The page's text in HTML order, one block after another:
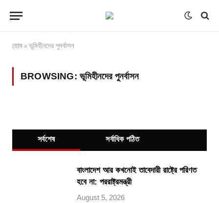
হোম » ভূমিহীনদের পুনর্বাসন
BROWSING: ভূমিহীনদের পুনর্বাসন
সর্বশেষ সর্বাধিক পঠিত
বাংলাদেশ আর কখনোই তাবেদারী রাষ্ট্রে পরিণত
হবে না: পররাষ্ট্রমন্ত্রী
August 5, 2026